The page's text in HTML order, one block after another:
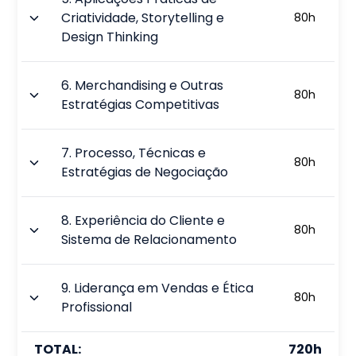
Criatividade, Storytelling e
Design Thinking
80h
6. Merchandising e Outras
Estratégias Competitivas
80h
7. Processo, Técnicas e
Estratégias de Negociação
80h
8. Experiência do Cliente e
Sistema de Relacionamento
80h
9. Liderança em Vendas e Ética
Profissional
80h
TOTAL: 720h